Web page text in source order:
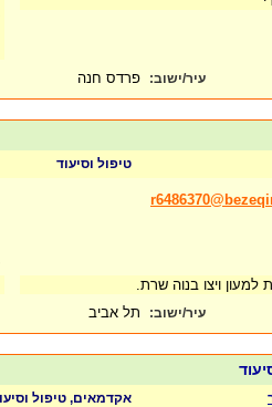
עיר/ישוב: פרדס חנה
טיפול וסיעוד
למעון ויצו בנוה שרת.
עיר/ישוב: תל אביב
אקדמאים, טיפול